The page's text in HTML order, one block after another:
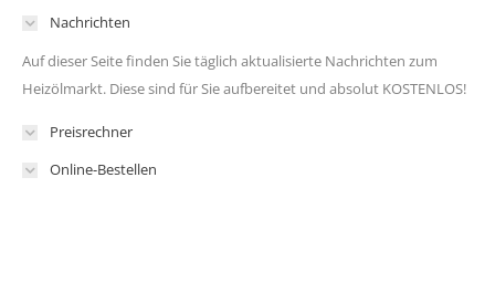
Nachrichten
Auf dieser Seite finden Sie täglich aktualisierte Nachrichten zum
Heizölmarkt. Diese sind für Sie aufbereitet und absolut KOSTENLOS!
Preisrechner
Online-Bestellen